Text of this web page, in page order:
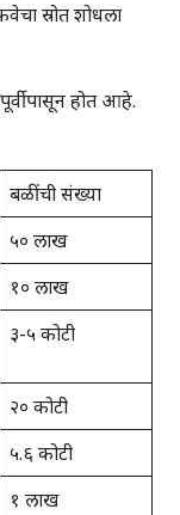
स्रोत शोधला
होत आहे.
बळींची संख्या
५० लाख
१० लाख
३-५ कोटी
२० कोटी
५.६ कोटी
१ लाख